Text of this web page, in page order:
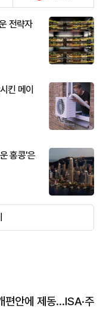
전략자
킨 메이
홍콩'은
편안에 제동…ISA·주